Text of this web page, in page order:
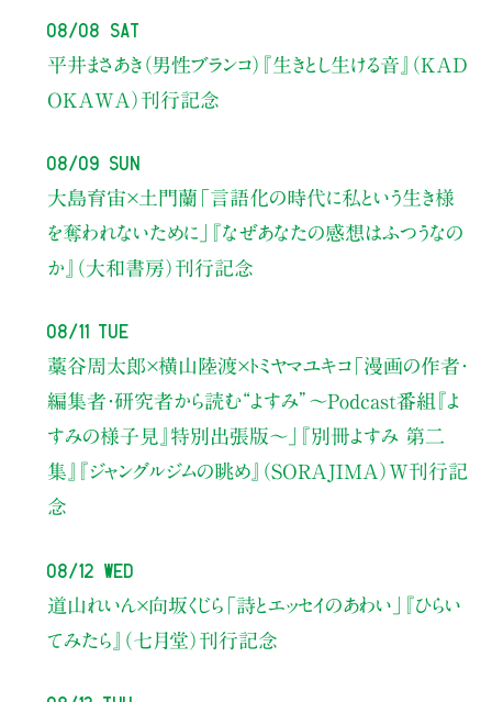
08/08 Sat
平井まさあき（男性ブランコ） 『生きとし生ける音』（KAD
OKAWA）刊行記念
08/09 Sun
大島育宙×土門蘭 「言語化の時代に私という生き様
を奪われないために」
『なぜあなたの感想はふつうなの
か』（大和書房）刊行記念
08/11 Tue
藁谷周太郎×横山陸渡×トミヤマユキコ「漫画の作者・
編集者・研究者から読む“よすみ” 〜Podcast番組『よ
すみの様子見』特別出張版〜」
『別冊よすみ 第二
集』『ジャングルジムの眺め』（SORAJIMA）W刊行記
念
08/12 Wed
道山れいん×向坂くじら 「詩とエッセイのあわい」
『ひらい
てみたら』（七月堂）刊行記念